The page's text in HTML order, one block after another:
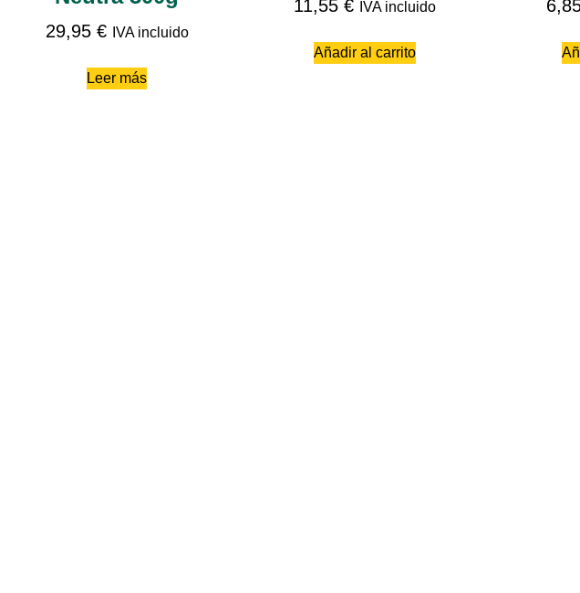
29,95 € IVA incluido
Leer más
11,55€ IVA incluido
Añadir al carrito